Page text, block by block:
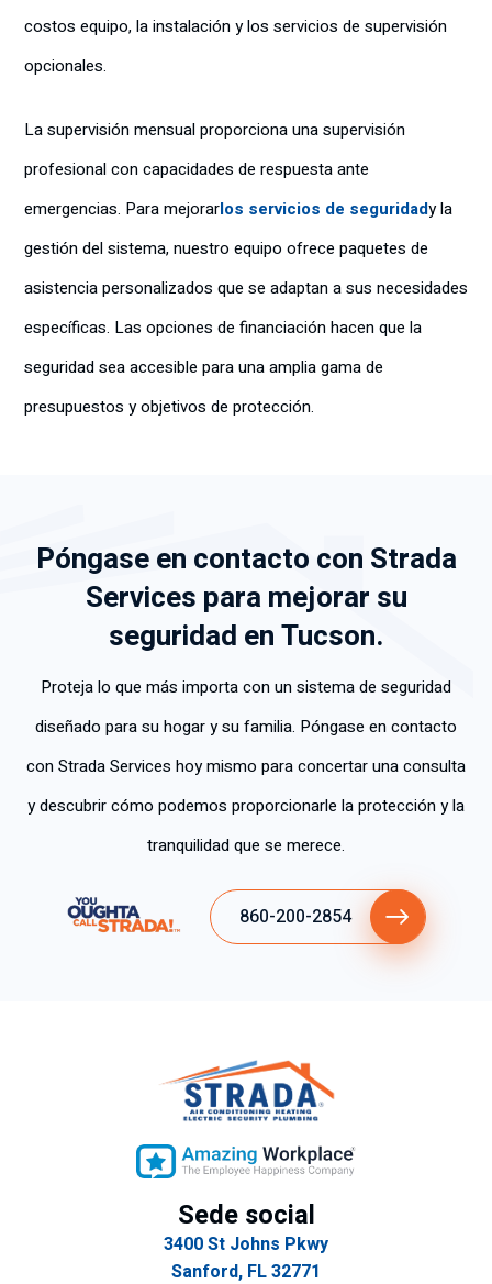
costos equipo, la instalación y los servicios de supervisión
opcionales.
La supervisión mensual proporciona una supervisión
profesional con capacidades de respuesta ante
emergencias. Para mejorarlos servicios de seguridady la
gestión del sistema, nuestro equipo ofrece paquetes de
asistencia personalizados que se adaptan a sus necesidades
específicas. Las opciones de financiación hacen que la
seguridad sea accesible para una amplia gama de
presupuestos y objetivos de protección.
Póngase en contacto con Strada
Services para mejorar su
seguridad en Tucson.
Proteja lo que más importa con un sistema de seguridad
diseñado para su hogar y su familia. Póngase en contacto
con Strada Services hoy mismo para concertar una consulta
y descubrir cómo podemos proporcionarle la protección y la
tranquilidad que se merece.
860-200-2854
Sede social
3400 St Johns Pkwy
Sanford, FL 32771